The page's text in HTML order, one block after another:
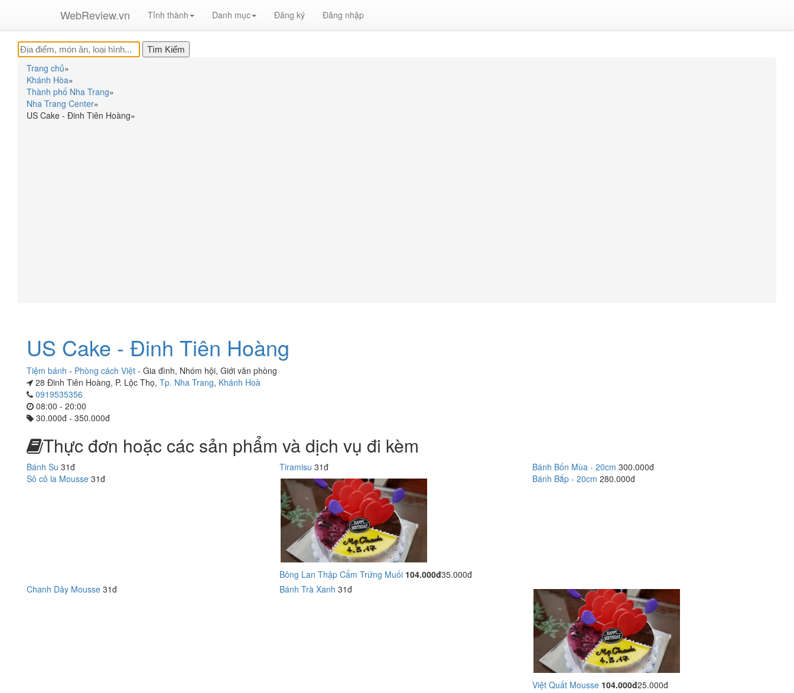
WebReview.vn Tỉnh thành Danh mục Đăng ký Đăng nhập
Trang chủ»
Khánh Hòa»
Thành phố Nha Trang»
Nha Trang Center»
US Cake - Đinh Tiên Hoàng»
US Cake - Đinh Tiên Hoàng
Tiệm bánh - Phòng cách Việt - Gia đình, Nhóm hội, Giới văn phòng
28 Đinh Tiên Hoàng, P. Lộc Thọ, Tp. Nha Trang, Khánh Hoà
0919535356
08:00 - 20:00
30.000đ - 350.000đ
Thực đơn hoặc các sản phẩm và dịch vụ đi kèm
Bánh Su 31đ Tiramisu 31đ Bánh Bốn Mùa - 20cm 300.000đ
Sô cô la Mousse 31đ
Bông Lan Thập Cẩm Trứng Muối 104.000đ35.000đ
Bánh Bắp - 20cm 280.000đ
Chanh Dây Mousse 31đ Bánh Trà Xanh 31đ
Việt Quất Mousse 104.000đ25.000đ